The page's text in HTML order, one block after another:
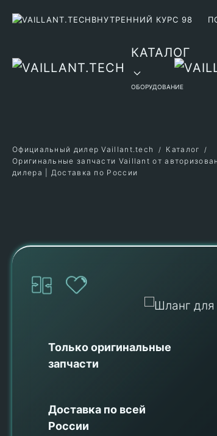
ВНУТРЕННИЙ КУРС 98
КАТАЛОГ
ОБОРУДОВАНИЕ
Официальный дилер Vaillant.tech
Каталог
Оригинальные запчасти Vaillant от
дилера | Доставка по России
Только оригинальные
запчасти
Доставка по всей
России